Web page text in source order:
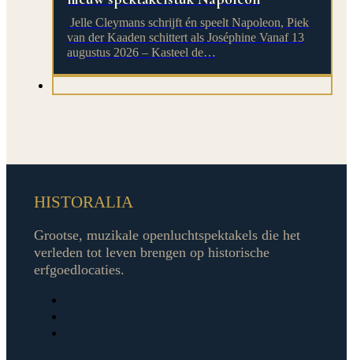
Jelle Cleymans schrijft én speelt Napoleon, Piek
van der Kaaden schittert als Joséphine Vanaf 13
augustus 2026 – Kasteel de…
HISTORALIA
Grootse, muzikale openluchtspektakels die het
verleden tot leven brengen op historische
erfgoedlocaties.